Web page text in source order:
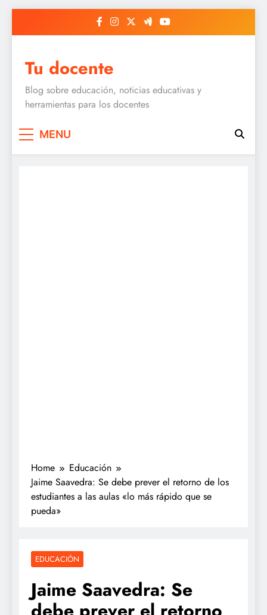
Tu docente
Blog sobre educación, noticias educativas y
herramientas para los docentes
MENU
Home
Educación
Jaime Saavedra: Se debe prever el retorno de los
estudiantes a las aulas «lo más rápido que se
pueda»
EDUCACIÓN
Jaime Saavedra: Se